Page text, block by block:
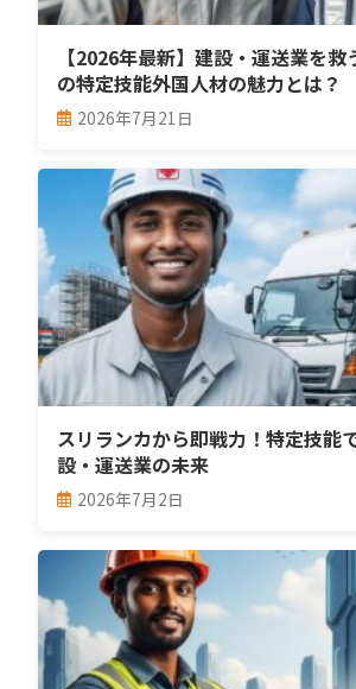
【2026年最新】建設・運送業を救
の特定技能外国人材の魅力とは？
2026年7月21日
スリランカから即戦力！特定技能
設・運送業の未来
2026年7月2日